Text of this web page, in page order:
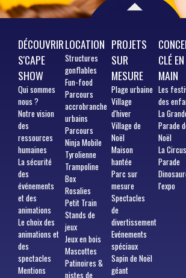
DÉCOUVRIR
S'CAPE
SHOW
Quisommes
nous ?
Notre vision
des
ressources
humaines
La sécurité
des
événements
et des
animations
Le choix des
animations et
des
spectacles
Mentions
LOCATION
Structures
gonflables
Fun-food
Parcours
accrobranche
urbains
Parcours
Ninja Mobile
Tyrolienne
Trampoline
Box
Rosalies
Petit Train
Stands de
jeux
Jeux en bois
Mascottes
Patinoires &
pistes de
PROJETS
SUR
MESURE
Plage urbaine
Village
d'hiver
Village de
Noël
Maison
hantée
Parc sur
mesure
Spectacles
de
divertissement
Evénements
spéciaux
Sapin de Noël
géant
CLÉ EN
MAIN
Les
des
La
Parade
Noël
La Circus
Parade
l'expo